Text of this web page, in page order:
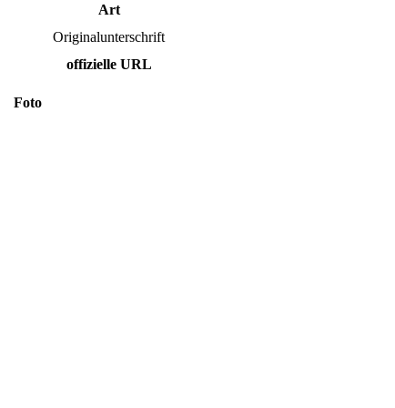
Art
Originalunterschrift
offizielle URL
Foto